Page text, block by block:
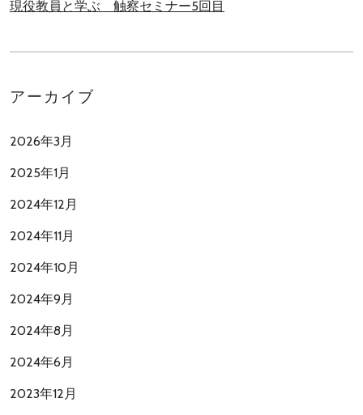
現役教員と学ぶ 触察セミナー5回目
アーカイブ
2026年3月
2025年1月
2024年12月
2024年11月
2024年10月
2024年9月
2024年8月
2024年6月
2023年12月